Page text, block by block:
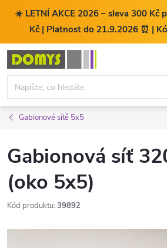
☀️ LETNÍ AKCE 2026 – sleva 300 Kč
Kč | Platnost do 21.9.2026 ⏰ |
Přejít
obsah
Gabionové sítě 5x5
Gabionová síť
(oko 5x5)
Kód produktu: 39892